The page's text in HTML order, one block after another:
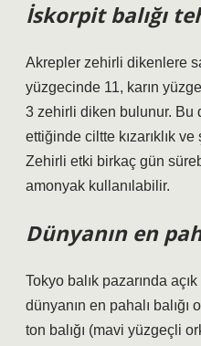
İskorpit balığı
Akrepler zehirli dikenlere
yüzgecinde 11, karın
3 zehirli diken bulunur. Bu
ettiğinde ciltte kızarıklık
Zehirli etki birkaç gün
amonyak kullanılabilir.
Dünyanın en
Tokyo balık pazarında
dünyanın en pahalı balığı
ton balığı (mavi yüzgeçli